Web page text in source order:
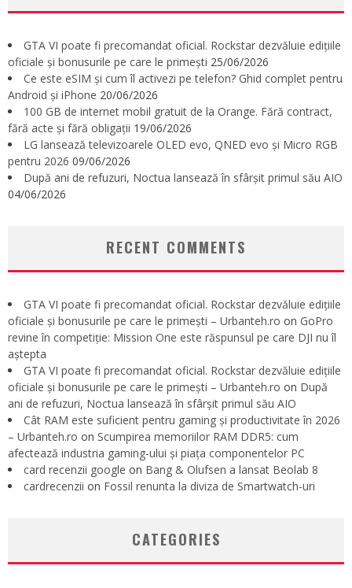
GTA VI poate fi precomandat oficial. Rockstar dezvăluie edițiile
oficiale și bonusurile pe care le primești 25/06/2026
Ce este eSIM și cum îl activezi pe telefon? Ghid complet pentru
Android și iPhone 20/06/2026
100 GB de internet mobil gratuit de la Orange. Fără contract,
fără acte și fără obligații 19/06/2026
LG lansează televizoarele OLED evo, QNED evo și Micro RGB
pentru 2026 09/06/2026
După ani de refuzuri, Noctua lansează în sfârșit primul său AIO
04/06/2026
RECENT COMMENTS
GTA VI poate fi precomandat oficial. Rockstar dezvăluie edițiile
oficiale și bonusurile pe care le primești – Urbanteh.ro on GoPro
revine în competiție: Mission One este răspunsul pe care DJI nu îl
aștepta
GTA VI poate fi precomandat oficial. Rockstar dezvăluie edițiile
oficiale și bonusurile pe care le primești – Urbanteh.ro on După
ani de refuzuri, Noctua lansează în sfârșit primul său AIO
Cât RAM este suficient pentru gaming și productivitate în 2026
– Urbanteh.ro on Scumpirea memoriilor RAM DDR5: cum
afectează industria gaming-ului și piața componentelor PC
card recenzii google on Bang & Olufsen a lansat Beolab 8
cardrecenzii on Fossil renunta la diviza de Smartwatch-uri
CATEGORIES